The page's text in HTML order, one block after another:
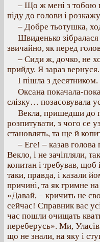
– Що ж мені з тобою
піду до голови і
– Добре тьотушка,
Швиденько
звичайно, як перед
– Сиди ж, дочко, не
прийду. Я зараз вернуся.
І пішла з десятником.
Оксана покачала-
слізку… позасовувала
Векла, пришедши до
розпитувати, з чого се
становлять, та ще й
– Еге! – казав
Векло, і не зачіпляли,
копитан і требував,
таки, правда, і казали
причині, та як гримне
«Давай, – кричить не
сейчас! Справник вас
час пошли очищать
переберусь». Ми,
що не знали, на яку і